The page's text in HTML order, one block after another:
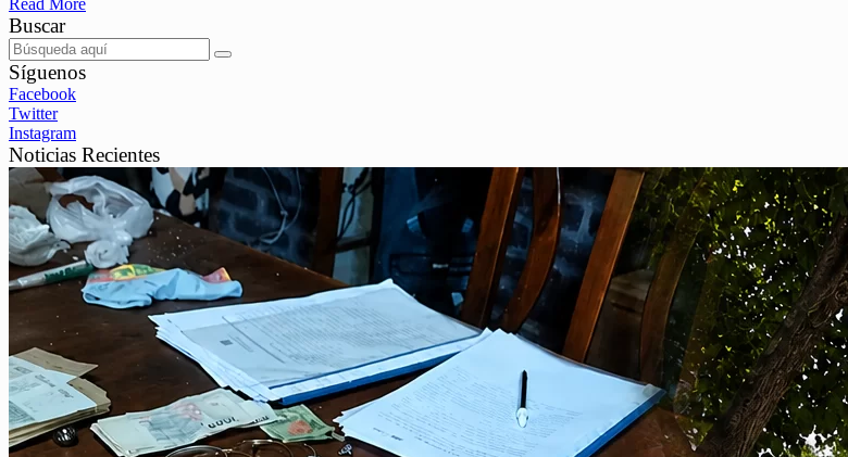
Read More
Buscar
Síguenos
Facebook
Twitter
Instagram
Noticias Recientes